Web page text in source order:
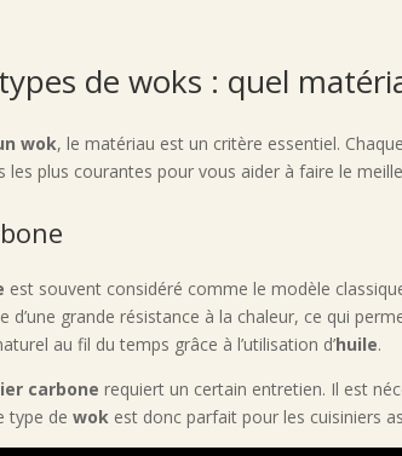
de woks : quel
wok, le matériau est un critère essentiel.
les plus courantes pour vous aider à faire le
est souvent considéré comme le modèle
d’une grande résistance à la chaleur, ce qui
au fil du temps grâce à l’utilisation d’huile.
carbone requiert un certain entretien. Il est
type dewok est donc parfait pour les cuisiniers